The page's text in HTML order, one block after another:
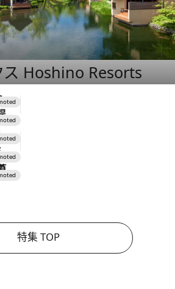
ス Hoshino Resorts
特集 TOP